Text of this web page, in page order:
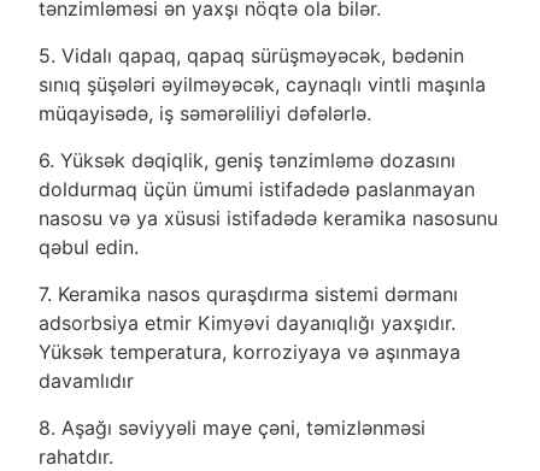
tənzimləməsi ən yaxşı nöqtə ola bilər.
5. Vidalı qapaq, qapaq sürüşməyəcək, bədənin
sınıq şüşələri əyilməyəcək, caynaqlı vintli maşınla
müqayisədə, iş səmərəliliyi dəfələrlə.
6. Yüksək dəqiqlik, geniş tənzimləmə dozasını
doldurmaq üçün ümumi istifadədə paslanmayan
nasosu və ya xüsusi istifadədə keramika nasosunu
qəbul edin.
7. Keramika nasos quraşdırma sistemi dərmanı
adsorbsiya etmir Kimyəvi dayanıqlığı yaxşıdır.
Yüksək temperatura, korroziyaya və aşınmaya
davamlıdır
8. Aşağı səviyyəli maye çəni, təmizlənməsi
rahatdır.